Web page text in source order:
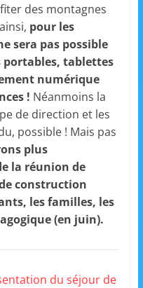
des montagnes
pour les
sera pas possible
portables, tablettes
numérique
! Néanmoins la
de direction et les
possible ! Mais pas
plus
la réunion de
construction
les familles, les
(en juin).
du séjour de